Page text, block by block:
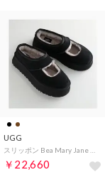
UGG
￥22,660